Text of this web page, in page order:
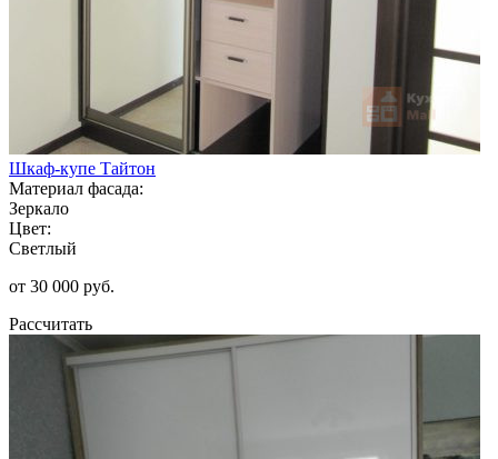
Шкаф-купе Тайтон
Материал фасада:
Зеркало
Цвет:
Светлый
от 30 000 руб.
Рассчитать